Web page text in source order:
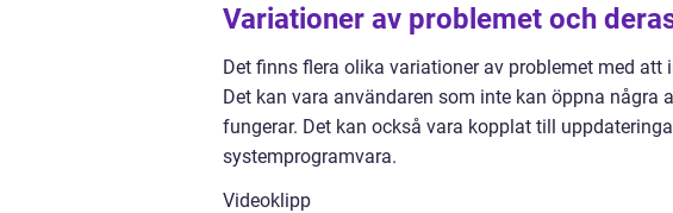
Variationer av problemet och
Det finns flera olika variationer av problemet med
Det kan vara användaren som inte kan öppna några
fungerar. Det kan också vara kopplat till
systemprogramvara.
Videoklipp